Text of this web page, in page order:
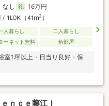
なし
16万円
/ 1LDK（41m2）
人暮らし
二人暮らし
ーネット無料 角部屋
室1坪以上・日当り良好・保
ｎｃｅ藤江Ｉ